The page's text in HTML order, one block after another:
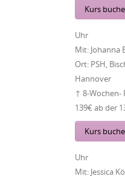
Kurs
Uhr
Mit: Johanna
Ort: PSH,
Hannover
↑ 8-Wochen-
139€ ab der
Kurs
Uhr
Mit: Jessica